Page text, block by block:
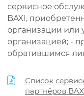
сервисное
BAXI,
организации или
организацией; -
обратившимся
Список
партнёров